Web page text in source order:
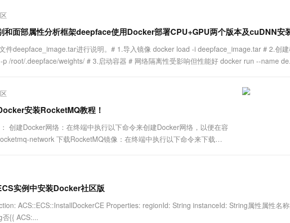
和面部属性分析框架deepface使用Docker部署CPU+GPU两个版本及cuDNN安
件deepface_image.tar进行说明。# 1.导入镜像 docker load -i deepface_image.tar # 2.创
/root/.deepface/weights/ # 3.启动容器 # 网络隔离性受影响但性能好 docker run --name
安装RocketMQ教程！
创建Docker网络：在终端中执行以下命令来创建Docker网络，以便在容
network 下载RocketMQ镜像：在终端中执行以下命令来下载
实例中安装Docker社区版
ACS::ECS::InstallDockerCE Properties: regionId: String instanceId: String属性属性名
{{ ACS:...